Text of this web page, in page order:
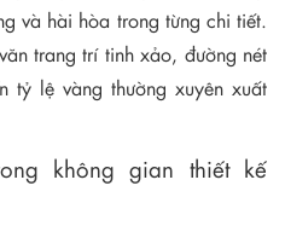
và hài hòa trong từng chi tiết.
trang trí tinh xảo, đường nét
tỷ lệ vàng thường xuyên xuất
không gian thiết kế